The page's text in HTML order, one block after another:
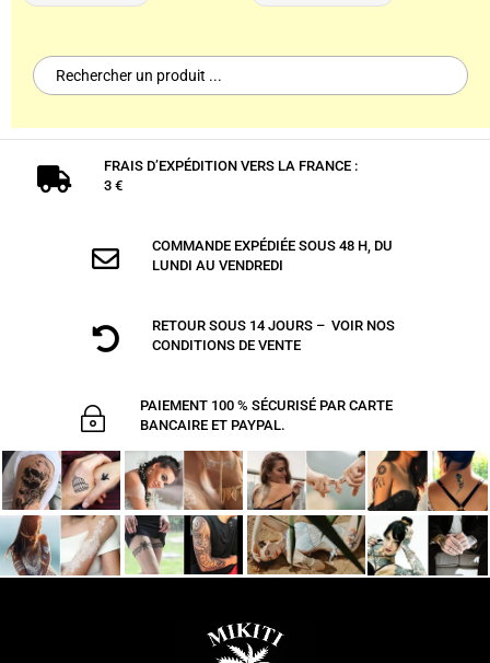
Search
for:

FRAIS D’EXPÉDITION VERS LA FRANCE :
3 €

COMMANDE EXPÉDIÉE SOUS 48 H, DU
LUNDI AU VENDREDI

RETOUR SOUS 14 JOURS – VOIR NOS
CONDITIONS DE VENTE
~
PAIEMENT 100 % SÉCURISÉ PAR CARTE
BANCAIRE ET PAYPAL.